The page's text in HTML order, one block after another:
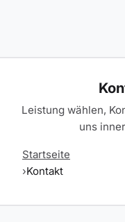
Leistung wählen,
uns
Startseite
Kontakt